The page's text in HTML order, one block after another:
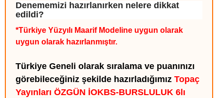
Denememizi hazırlanırken nelere dikkat
edildi?
*Türkiye Yüzyılı Maarif Modeline uygun olarak
uygun olarak hazırlanmıştır.
Türkiye Geneli olarak sıralama ve puanınızı
görebileceğiniz şekilde hazırladığımız Topaç
Yayınları ÖZGÜN İOKBS-BURSLULUK 6lı